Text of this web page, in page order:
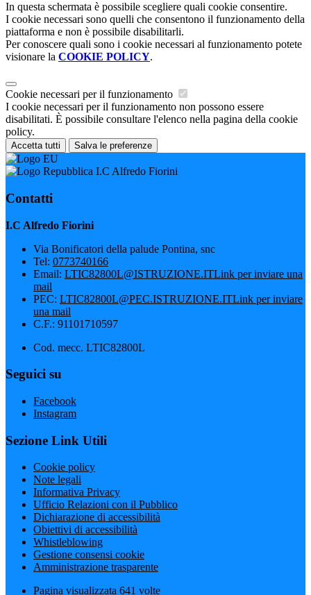
In questa schermata è possibile scegliere quali cookie consentire.
I cookie necessari sono quelli che consentono il funzionamento della
piattaforma e non è possibile disabilitarli.
Per conoscere quali sono i cookie necessari al funzionamento potete
visionare la COOKIE POLICY.
Cookie necessari per il funzionamento
I cookie necessari per il funzionamento non possono essere
disabilitati. È possibile consultare l'elenco nella pagina della cookie
policy.
Accetta tutti Salva le preferenze
I.C Alfredo Fiorini
Contatti
I.C Alfredo Fiorini
Via Bonificatori della palude Pontina, snc
Tel: 0773740166
Email: LTIC82800L@ISTRUZIONE.ITLink per inviare una
mail
PEC: LTIC82800L@PEC.ISTRUZIONE.ITLink per inviare
una mail
C.F.: 91101710597
Cod. mecc. LTIC82800L
Seguici su
Facebook
Instagram
Sezione Link Utili
Cookie policy
Note legali
Informativa Privacy
Ufficio Relazioni con il Pubblico
Dichiarazione di accessibilità
Obiettivi di accessibilità
Whistleblowing
Gestione consensi cookie
Amministrazione trasparente
Pagina visualizzata 641 volte